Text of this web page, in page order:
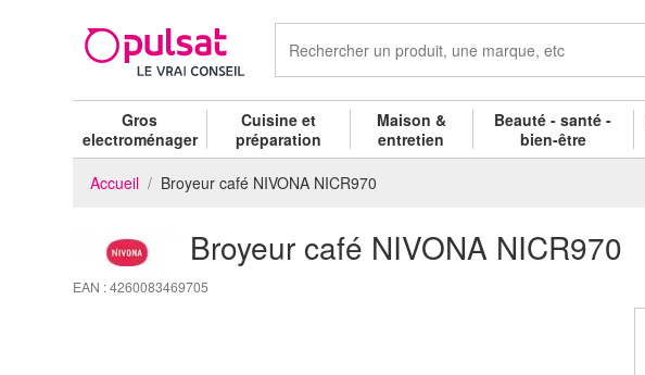
Gros
electroménager
Cuisine et
préparation
Maison &
entretien
Beauté - santé -
bien-être
Accueil Broyeur café NIVONA NICR970
Broyeur café NIVONA NICR970
EAN : 4260083469705